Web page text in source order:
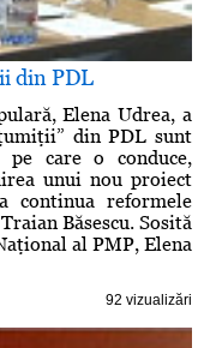
din PDL
Elena Udrea, a
din PDL sunt
care o conduce,
unui nou proiect
continua reformele
Băsescu. Sosită
al PMP, Elena
92 vizualizări